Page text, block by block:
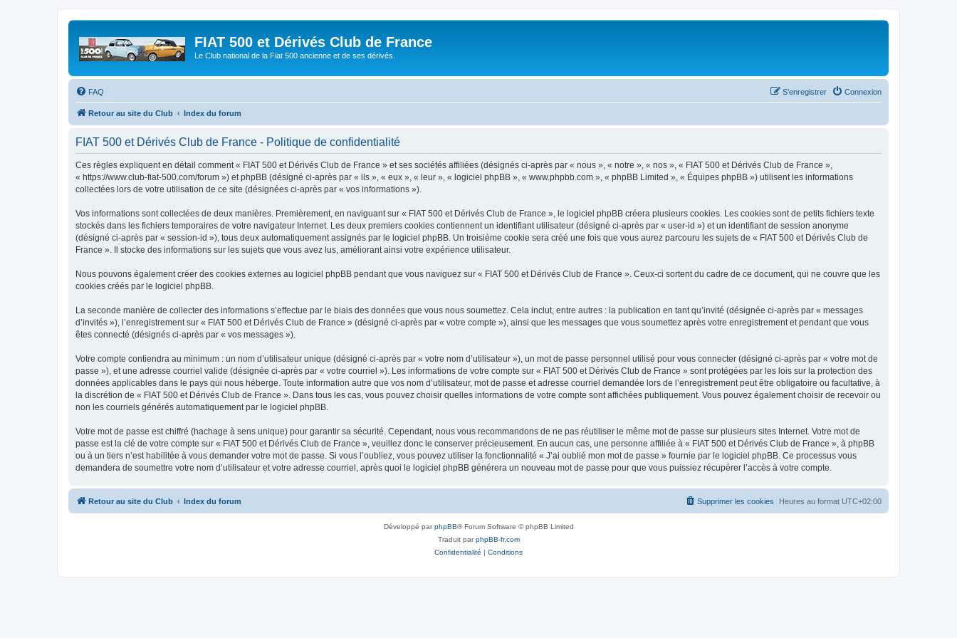
FIAT 500 et Dérivés Club de France
Le Club national de la Fiat 500 ancienne et de ses dérivés.
FAQ Connexion
S’enregistrer
Retour au site du Club Index du forum
FIAT 500 et Dérivés Club de France - Politique de confidentialité
Ces règles expliquent en détail comment « FIAT 500 et Dérivés Club de France » et ses sociétés affiliées (désignés ci-après par « nous », « notre », « nos », « FIAT 500 et Dérivés Club de France »,
« https://www.club-fiat-500.com/forum ») et phpBB (désigné ci-après par « ils », « eux », « leur », « logiciel phpBB », « www.phpbb.com », « phpBB Limited », « Équipes phpBB ») utilisent les informations
collectées lors de votre utilisation de ce site (désignées ci-après par « vos informations »).
Vos informations sont collectées de deux manières. Premièrement, en naviguant sur « FIAT 500 et Dérivés Club de France », le logiciel phpBB créera plusieurs cookies. Les cookies sont de petits fichiers texte
stockés dans les fichiers temporaires de votre navigateur Internet. Les deux premiers cookies contiennent un identifiant utilisateur (désigné ci-après par « user-id ») et un identifiant de session anonyme
(désigné ci-après par « session-id »), tous deux automatiquement assignés par le logiciel phpBB. Un troisième cookie sera créé une fois que vous aurez parcouru les sujets de « FIAT 500 et Dérivés Club de
France ». Il stocke des informations sur les sujets que vous avez lus, améliorant ainsi votre expérience utilisateur.
Nous pouvons également créer des cookies externes au logiciel phpBB pendant que vous naviguez sur « FIAT 500 et Dérivés Club de France ». Ceux-ci sortent du cadre de ce document, qui ne couvre que les
cookies créés par le logiciel phpBB.
La seconde manière de collecter des informations s’effectue par le biais des données que vous nous soumettez. Cela inclut, entre autres : la publication en tant qu’invité (désignée ci-après par « messages
d’invités »), l’enregistrement sur « FIAT 500 et Dérivés Club de France » (désigné ci-après par « votre compte »), ainsi que les messages que vous soumettez après votre enregistrement et pendant que vous
êtes connecté (désignés ci-après par « vos messages »).
Votre compte contiendra au minimum : un nom d’utilisateur unique (désigné ci-après par « votre nom d’utilisateur »), un mot de passe personnel utilisé pour vous connecter (désigné ci-après par « votre mot de
passe »), et une adresse courriel valide (désignée ci-après par « votre courriel »). Les informations de votre compte sur « FIAT 500 et Dérivés Club de France » sont protégées par les lois sur la protection des
données applicables dans le pays qui nous héberge. Toute information autre que vos nom d’utilisateur, mot de passe et adresse courriel demandée lors de l’enregistrement peut être obligatoire ou facultative, à
la discrétion de « FIAT 500 et Dérivés Club de France ». Dans tous les cas, vous pouvez choisir quelles informations de votre compte sont affichées publiquement. Vous pouvez également choisir de recevoir ou
non les courriels générés automatiquement par le logiciel phpBB.
Votre mot de passe est chiffré (hachage à sens unique) pour garantir sa sécurité. Cependant, nous vous recommandons de ne pas réutiliser le même mot de passe sur plusieurs sites Internet. Votre mot de
passe est la clé de votre compte sur « FIAT 500 et Dérivés Club de France », veuillez donc le conserver précieusement. En aucun cas, une personne affiliée à « FIAT 500 et Dérivés Club de France », à phpBB
ou à un tiers n’est habilitée à vous demander votre mot de passe. Si vous l’oubliez, vous pouvez utiliser la fonctionnalité « J’ai oublié mon mot de passe » fournie par le logiciel phpBB. Ce processus vous
demandera de soumettre votre nom d’utilisateur et votre adresse courriel, après quoi le logiciel phpBB générera un nouveau mot de passe pour que vous puissiez récupérer l’accès à votre compte.
Retour au site du Club Index du forum Heures au format UTC+02:00
Supprimer les cookies
Développé parphpBB® Forum Software © phpBB Limited
Traduit parphpBB-fr.com
Confidentialité | Conditions